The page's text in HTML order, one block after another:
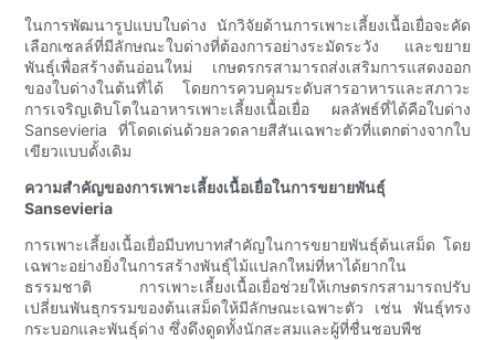
ในการพัฒนารูปแบบใบด่าง นักวิจัยด้านการเพาะเลี้ยงเนื้อเยื่อจะคัด
เลือกเซลล์ที่มีลักษณะใบด่างที่ต้องการอย่างระมัดระวัง และขยาย
พันธุ์เพื่อสร้างต้นอ่อนใหม่ เกษตรกรสามารถส่งเสริมการแสดงออก
ของใบด่างในต้นที่ได้ โดยการควบคุมระดับสารอาหารและสภาวะ
การเจริญเติบโตในอาหารเพาะเลี้ยงเนื้อเยื่อ ผลลัพธ์ที่ได้คือใบด่าง
Sansevieria ที่โดดเด่นด้วยลวดลายสีสันเฉพาะตัวที่แตกต่างจากใบ
เขียวแบบดั้งเดิม
ความสำคัญของการเพาะเลี้ยงเนื้อเยื่อในการขยายพันธุ์
Sansevieria
การเพาะเลี้ยงเนื้อเยื่อมีบทบาทสำคัญในการขยายพันธุ์ต้นเสม็ด โดย
เฉพาะอย่างยิ่งในการสร้างพันธุ์ไม้แปลกใหม่ที่หาได้ยากใน
ธรรมชาติ การเพาะเลี้ยงเนื้อเยื่อช่วยให้เกษตรกรสามารถปรับ
เปลี่ยนพันธุกรรมของต้นเสม็ดให้มีลักษณะเฉพาะตัว เช่น พันธุ์ทรง
กระบอกและพันธุ์ด่าง ซึ่งดึงดูดทั้งนักสะสมและผู้ที่ชื่นชอบพืช